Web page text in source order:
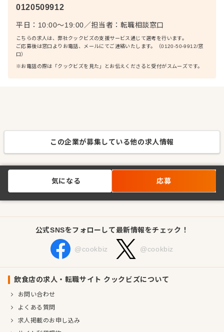
0120509912
平日：10:00〜19:00／担当者： 転職相談窓口
こちらの求人は、弊社クックビズの支援サービス通じて選考を行います。
ご応募後は窓口よりお電話、メールにてご連絡いたします。（0120-50-9912/窓
口）
※お電話の際は「クックビズを見た」とお伝えくださると受付がスムーズです。
この企業が募集している他の求人情報
気になる 応募
公式SNSをフォローして最新情報をチェック！
@cookbiz @cookbiz
飲食店の求人・転職サイト クックビズについて
お問い合わせ
よくある質問
求人掲載のお申し込み